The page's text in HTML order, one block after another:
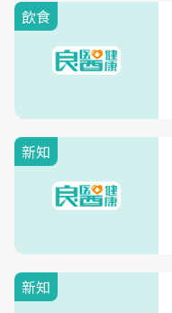
飲食
新知
新知